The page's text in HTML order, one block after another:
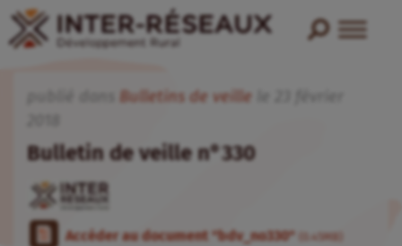
Bulletins de veille
Bulletin de veille n°330
Accéder au document "bdv_no330" (0.45MB)